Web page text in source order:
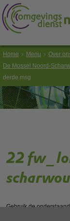
Home Menu Over
De Mossel Noord-
derde.msg
22 fw_
Gebruik de